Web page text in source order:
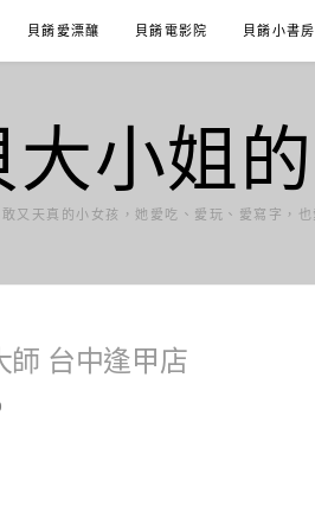
貝餚愛漂釀 貝餚電影院 貝餚小書房
大小姐
又天真的小女孩，她愛吃、愛玩、愛寫字，
師 台中逢甲店